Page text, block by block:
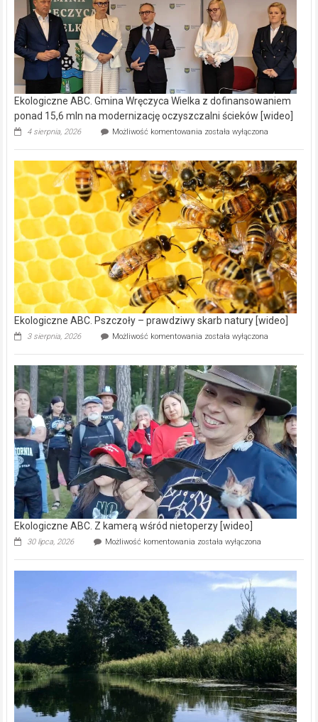
Ekologiczne ABC. Gmina Wręczyca Wielka z dofinansowaniem
ponad 15,6 mln na modernizację oczyszczalni ścieków [wideo]
4 sierpnia, 2026 Możliwość komentowania Ekologiczne
Wręczyca
Wielka
z
dofinansowaniem
ponad
15,6
mln
na
modernizację
oczyszczalni
ścieków
[wideo]
została wyłączona
Ekologiczne ABC. Pszczoły – prawdziwy skarb natury [wideo]
3 sierpnia, 2026 Możliwość komentowania Ekologiczne
–
prawdziwy
skarb
natury
[wideo]
została wyłączona
Ekologiczne ABC. Z kamerą wśród nietoperzy [wideo]
30 lipca, 2026 Możliwość komentowania Ekologiczne
kamerą
wśród
została wyłączona